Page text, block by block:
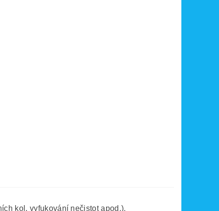
kol, vyfukování nečistot apod.).